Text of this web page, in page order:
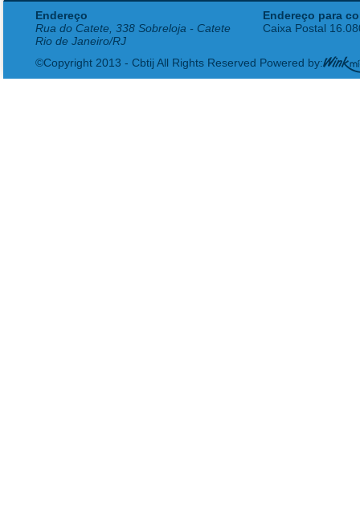
Endereço
Rua do Catete, 338 Sobreloja - Catete
Rio de Janeiro/RJ
Endereço para
Caixa Postal
©Copyright 2013 - Cbtij All Rights Reserved Powered by: